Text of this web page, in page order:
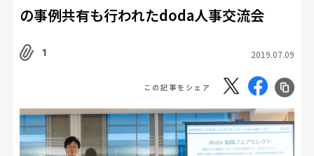
の事例共有も行われたdoda人事交流会
1 2019.07.09
この記事をシェア